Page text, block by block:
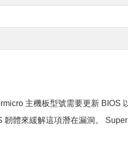
主機板型號需要更新 BIOS
韌體來緩解這項潛在漏洞。